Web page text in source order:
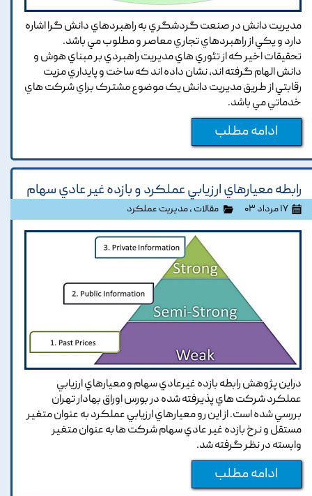
مديريت دانش در صنعت گردشگري به راهبردهاي دانش گرا اشاره
دارد و يکي از راهبردهاي تجاري معاصر و مطلوب مي باشد.
تحقيقات اخير که از تئوري هاي مديريت راهبردي بر مبناي هوش و
دانش الهام گرفته اند, نشان داده اند که ساخت و پايداري مزيت
رقابتي از طريق مديريت دانش يک موضوع مشترک براي شرکت هاي
خدماتي مي باشد.
ادامه مطلب
رابطه معيارهاي ارزيابي عملکرد و بازده غير عادي سهام
۱۷ مرداد ۰۳ مقالات ،مدیریت عملکرد
دراين پژوهش رابطه بازده غيرعادي سهام و معيارهاي ارزيابي
عملکرد شرکت هاي پذيرفته شده در بورس اوراق بهادار تهران
بررسي شده است. از اين رو معيارهاي ارزيابي عملکرد به عنوان متغير
مستقل و نرخ بازده غير عادي سهام شرکت ها به عنوان متغير
وابسته در نظر گرفته شد.
ادامه مطلب